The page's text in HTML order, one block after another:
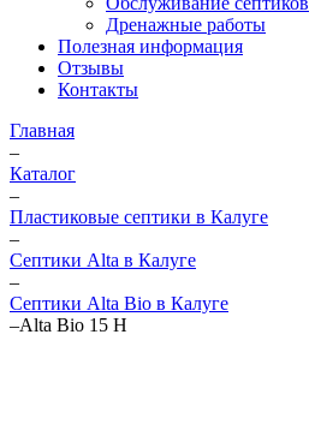
Дренажные работы
Полезная информация
Отзывы
Контакты
Главная
–
Каталог
–
Пластиковые септики в Калуге
–
Септики Alta в Калуге
–
Септики Alta Bio в Калуге
–Alta Bio 15 Н